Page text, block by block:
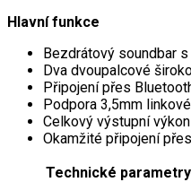
Hlavní funkce
Bezdrátový soundbar
Dva dvoupalcové
Připojení přes
Podpora 3,5mm
Celkový výstupní
Okamžité připojení
Technické parametry